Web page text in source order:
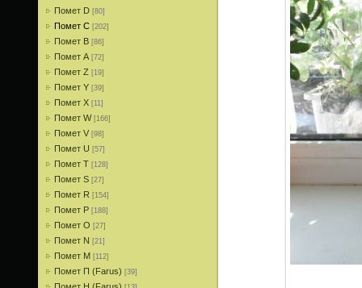
Помет D [80]
Помет С [202]
Помет В [86]
Помет A [72]
Помет Z [19]
Помет Y [39]
Помет X [11]
Помет W [166]
Помет V [98]
Помет U [57]
Помет T [128]
Помет S [27]
Помет R [154]
Помет P [188]
Помет О [27]
Помет N [21]
Помет M [112]
Помет П (Farus) [39]